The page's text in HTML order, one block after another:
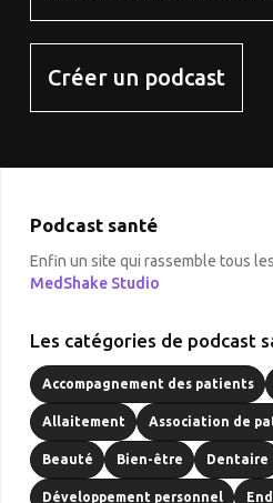
Créer un podcast
Podcast santé
Enfin un site qui rassemble tous
MedShake Studio
Les catégories de podcast
Accompagnement des patients
Allaitement Association de
Beauté Bien-être Dentaire
Développement personnel